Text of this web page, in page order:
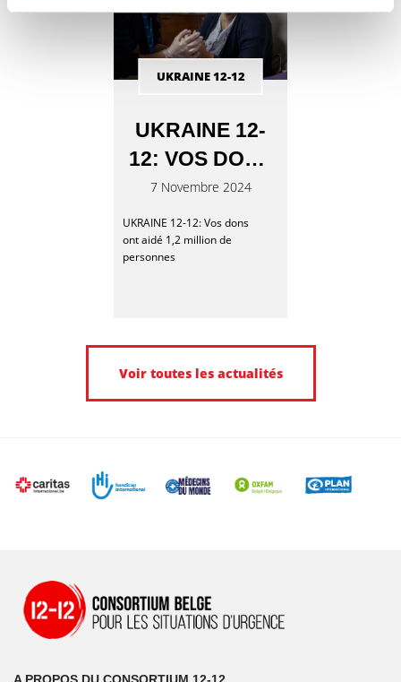
UKRAINE 12-
12: VOS DONS
ONT AIDÉ 1,2
MILLION DE
PERSONNES
7 Novembre 2024
UKRAINE 12-12: Vos dons
ont aidé 1,2 million de
personnes
UKRAINE 12-12
Voir toutes les actualités
A PROPOS DU CONSORTIUM 12-12